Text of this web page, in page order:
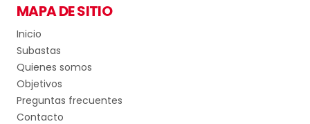
MAPA DE SITIO
Inicio
Subastas
Quienes somos
Objetivos
Preguntas frecuentes
Contacto